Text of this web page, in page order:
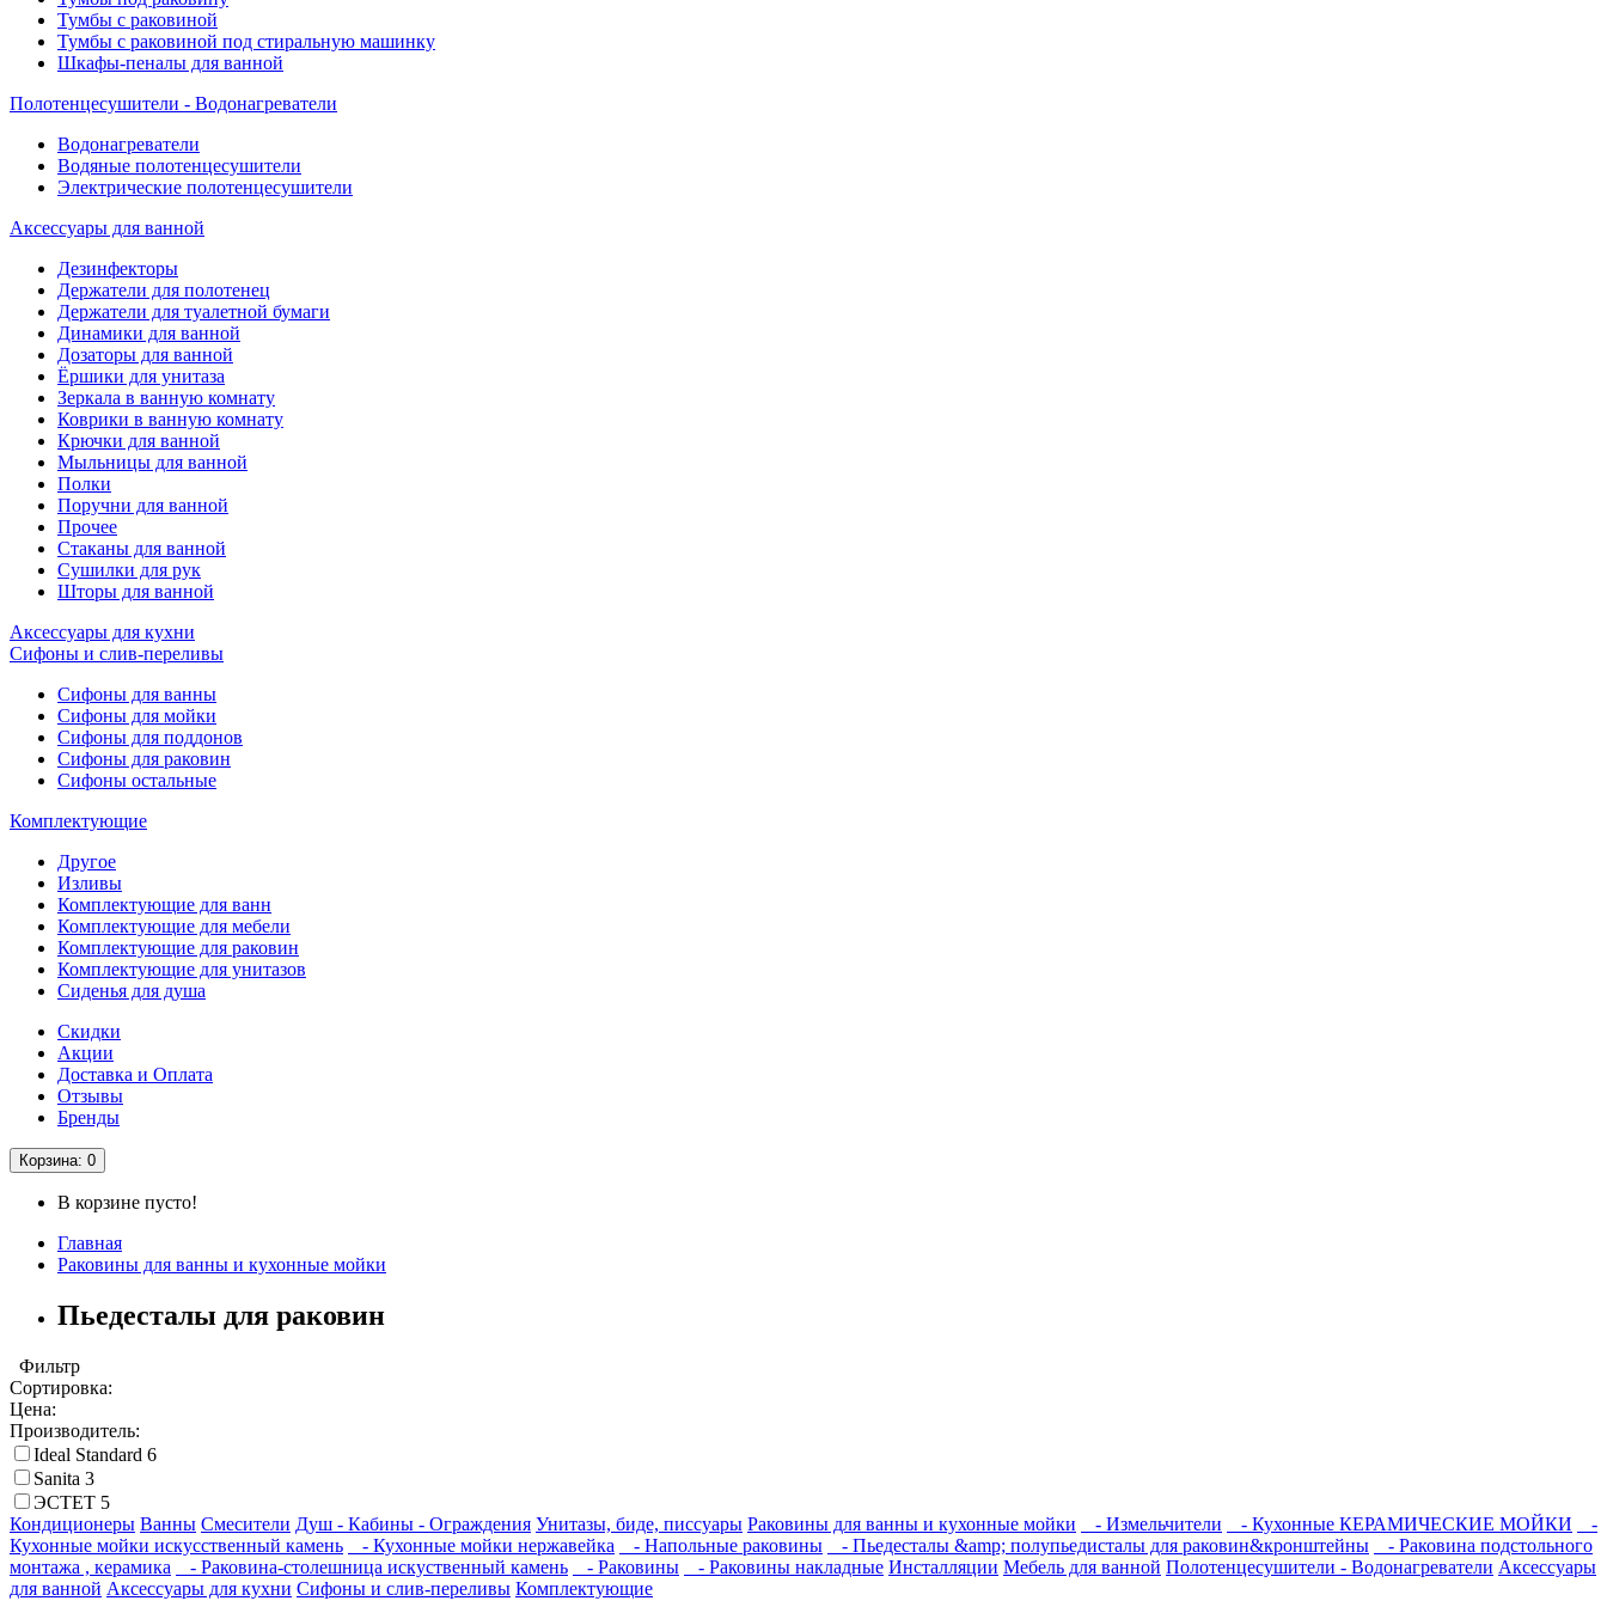
Тумбы с раковиной
Тумбы с раковиной под стиральную машинку
Шкафы-пеналы для ванной
Полотенцесушители - Водонагреватели
Водонагреватели
Водяные полотенцесушители
Электрические полотенцесушители
Аксессуары для ванной
Дезинфекторы
Держатели для полотенец
Держатели для туалетной бумаги
Динамики для ванной
Дозаторы для ванной
Ёршики для унитаза
Зеркала в ванную комнату
Коврики в ванную комнату
Крючки для ванной
Мыльницы для ванной
Полки
Поручни для ванной
Прочее
Стаканы для ванной
Сушилки для рук
Шторы для ванной
Аксессуары для кухни
Сифоны и слив-переливы
Сифоны для ванны
Сифоны для мойки
Сифоны для поддонов
Сифоны для раковин
Сифоны остальные
Комплектующие
Другое
Изливы
Комплектующие для ванн
Комплектующие для мебели
Комплектующие для раковин
Комплектующие для унитазов
Сиденья для душа
Скидки
Акции
Доставка и Оплата
Отзывы
Бренды
Корзина: 0
В корзине пусто!
Главная
Раковины для ванны и кухонные мойки
Пьедесталы для раковин
Фильтр
Сортировка:
Цена:
Производитель:
Ideal Standard 6
Sanita 3
ЭСТЕТ 5
Кондиционеры Ванны Смесители Душ - Кабины - Ограждения Унитазы, биде, писсуары Раковины для ванны и кухонные мойки - Измельчители - Кухонные КЕРАМИЧЕСКИЕ МОЙКИ
-
Кухонные мойки искусственный камень
- Кухонные мойки нержавейка - Напольные раковины - Пьедесталы &amp; полупьедисталы для раковин&кронштейны
- Раковина подстольного
монтажа , керамика
- Раковина-столешница искуственный камень - Раковины - Раковины накладные Инсталляции Мебель для ванной Полотенцесушители - Водонагреватели Аксессуары
для ванной Аксессуары для кухни Сифоны и слив-переливы Комплектующие